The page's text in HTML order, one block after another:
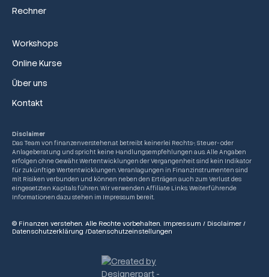
Rechner
Workshops
Online Kurse
Über uns
Kontakt
Disclaimer
Das Team von finanzenverstehen.at betreibt keinerlei Rechts-, Steuer- oder
Anlageberatung und spricht keine Handlungsempfehlungen aus. Alle Angaben
erfolgen ohne Gewähr. Wertentwicklungen der Vergangenheit sind kein Indikator
für zukünftige Wertentwicklungen. Veranlagungen in Finanzinstrumenten sind
mit Risiken verbunden und können neben den Erträgen auch zum Verlust des
eingesetzten Kapitals führen. Wir verwenden Affiliate Links. Weiterführende
Informationen dazu stehen im Impressum bereit.
© Finanzen verstehen. Alle Rechte vorbehalten. Impressum / Disclaimer /
Datenschutzerklärung /Datenschutzeinstellungen